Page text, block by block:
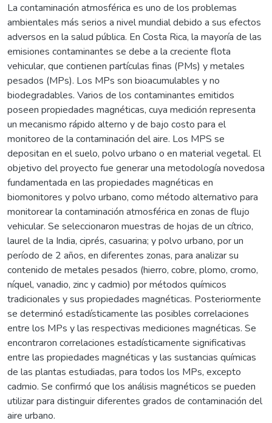
La contaminación atmosférica es uno de los problemas
ambientales más serios a nivel mundial debido a sus efectos
adversos en la salud pública. En Costa Rica, la mayoría de las
emisiones contaminantes se debe a la creciente flota
vehicular, que contienen partículas finas (PMs) y metales
pesados (MPs). Los MPs son bioacumulables y no
biodegradables. Varios de los contaminantes emitidos
poseen propiedades magnéticas, cuya medición representa
un mecanismo rápido alterno y de bajo costo para el
monitoreo de la contaminación del aire. Los MPS se
depositan en el suelo, polvo urbano o en material vegetal. El
objetivo del proyecto fue generar una metodología novedosa
fundamentada en las propiedades magnéticas en
biomonitores y polvo urbano, como método alternativo para
monitorear la contaminación atmosférica en zonas de flujo
vehicular. Se seleccionaron muestras de hojas de un cítrico,
laurel de la India, ciprés, casuarina; y polvo urbano, por un
período de 2 años, en diferentes zonas, para analizar su
contenido de metales pesados (hierro, cobre, plomo, cromo,
níquel, vanadio, zinc y cadmio) por métodos químicos
tradicionales y sus propiedades magnéticas. Posteriormente
se determinó estadísticamente las posibles correlaciones
entre los MPs y las respectivas mediciones magnéticas. Se
encontraron correlaciones estadísticamente significativas
entre las propiedades magnéticas y las sustancias químicas
de las plantas estudiadas, para todos los MPs, excepto
cadmio. Se confirmó que los análisis magnéticos se pueden
utilizar para distinguir diferentes grados de contaminación del
aire urbano.